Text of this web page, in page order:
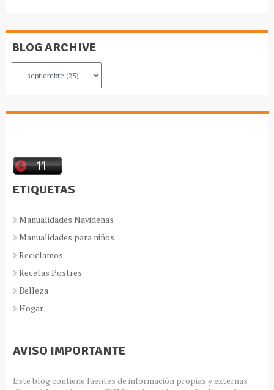
BLOG ARCHIVE
ETIQUETAS
Manualidades Navideñas
Manualidades para niños
Reciclamos
Recetas Postres
Belleza
Hogar
AVISO IMPORTANTE
Este blog contiene fuentes de información propias y externas